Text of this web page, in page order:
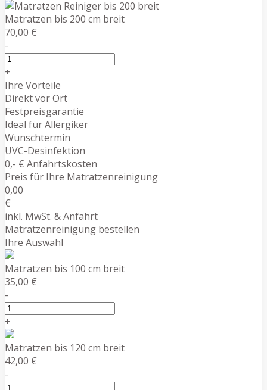
Matratzen bis 200 cm breit
70,00 €
-
+
Ihre Vorteile
Direkt vor Ort
Festpreisgarantie
Ideal für Allergiker
Wunschtermin
UVC-Desinfektion
0,- € Anfahrtskosten
Preis für Ihre Matratzenreinigung
0,00
€
inkl. MwSt. & Anfahrt
Matratzenreinigung bestellen
Ihre Auswahl
Matratzen bis 100 cm breit
35,00 €
-
+
Matratzen bis 120 cm breit
42,00 €
-